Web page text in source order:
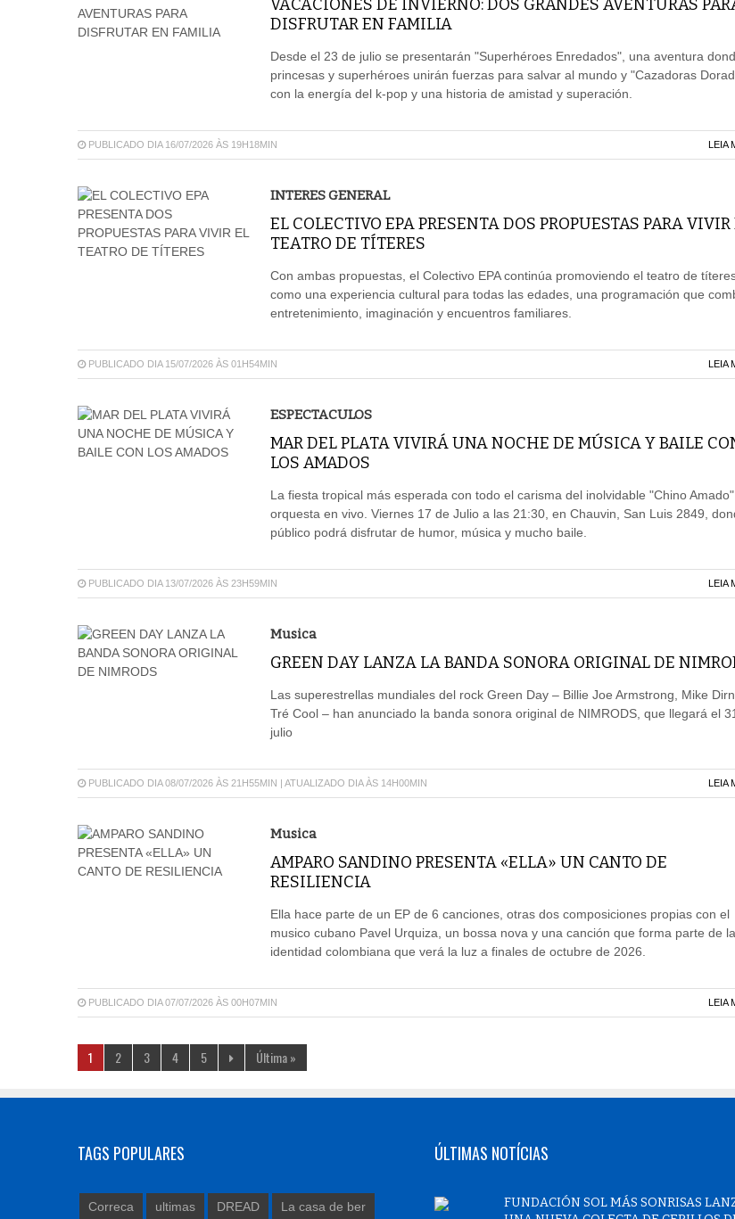
VACACIONES DE INVIERNO: DOS GRANDES AVENTURAS
DISFRUTAR EN FAMILIA
Desde el 23 de julio se presentarán "Superhéroes Enredados", una aventura
princesas y superhéroes unirán fuerzas para salvar al mundo y "Cazadoras
con la energía del k-pop y una historia de amistad y superación.
PUBLICADO DIA 16/07/2026 ÀS 19H18MIN LEIA
INTERES GENERAL
EL COLECTIVO EPA PRESENTA DOS PROPUESTAS PARA VIVIR
TEATRO DE TÍTERES
Con ambas propuestas, el Colectivo EPA continúa promoviendo el teatro de
como una experiencia cultural para todas las edades, una programación que
entretenimiento, imaginación y encuentros familiares.
PUBLICADO DIA 15/07/2026 ÀS 01H54MIN LEIA
ESPECTACULOS
MAR DEL PLATA VIVIRÁ UNA NOCHE DE MÚSICA Y BAILE
LOS AMADOS
La fiesta tropical más esperada con todo el carisma del inolvidable "Chino
orquesta en vivo. Viernes 17 de Julio a las 21:30, en Chauvin, San Luis 2849,
público podrá disfrutar de humor, música y mucho baile.
PUBLICADO DIA 13/07/2026 ÀS 23H59MIN LEIA
Musica
GREEN DAY LANZA LA BANDA SONORA ORIGINAL DE
Las superestrellas mundiales del rock Green Day – Billie Joe Armstrong, Mike
Tré Cool – han anunciado la banda sonora original de NIMRODS, que llegará el
julio
PUBLICADO DIA 08/07/2026 ÀS 21H55MIN | ATUALIZADO DIA ÀS 14H00MIN LEIA
Musica
AMPARO SANDINO PRESENTA «ELLA» UN CANTO DE
RESILIENCIA
Ella hace parte de un EP de 6 canciones, otras dos composiciones propias con el
musico cubano Pavel Urquiza, un bossa nova y una canción que forma parte de la
identidad colombiana que verá la luz a finales de octubre de 2026.
PUBLICADO DIA 07/07/2026 ÀS 00H07MIN LEIA
1 2 3 4 5 Última »
TAGS POPULARES
Correca ultimas DREAD La casa de ber
ÚLTIMAS NOTÍCIAS
FUNDACIÓN SOL MÁS SONRISAS